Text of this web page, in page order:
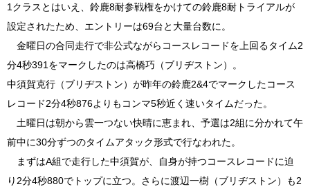
1クラスとはいえ、鈴鹿8耐参戦権をかけての鈴鹿8耐トライアルが
設定されたため、エントリーは69台と大量台数に。
金曜日の合同走行で非公式ながらコースレコードを上回るタイム2
分4秒391をマークしたのは高橋巧（ブリヂストン）。
中須賀克行（ブリヂストン）が昨年の鈴鹿2&4でマークしたコース
レコード2分4秒876よりもコンマ5秒近く速いタイムだった。
土曜日は朝から雲一つない快晴に恵まれ、予選は2組に分かれて午
前中に30分ずつのタイムアタック形式で行なわれた。
まずはA組で走行した中須賀が、自身が持つコースレコードに迫
り2分4秒880でトップに立つ。さらに渡辺一樹（ブリヂストン）も2